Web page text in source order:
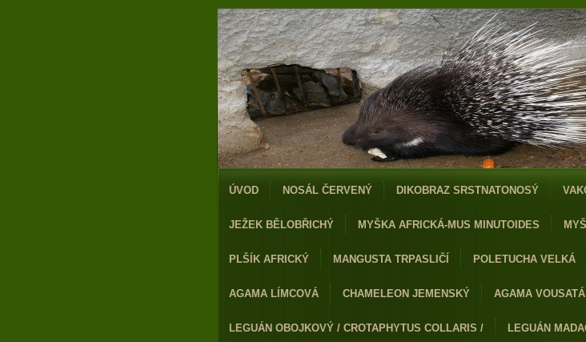
ÚVOD NOSÁL ČERVENÝ DIKOBRAZ SRSTNATONOSÝ
JEŽEK BĚLOBŘICHÝ MYŠKA AFRICKÁ-MUS MINUTOIDES
PLŠÍK AFRICKÝ MANGUSTA TRPASLIČÍ POLETUCHA VELKÁ
AGAMA LÍMCOVÁ CHAMELEON JEMENSKÝ AGAMA VOUSATÁ
LEGUÁN OBOJKOVÝ / CROTAPHYTUS COLLARIS / LEGUÁN